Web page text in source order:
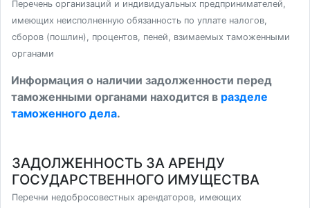
Перечень организаций и индивидуальных предпринимателей,
имеющих неисполненную обязанность по уплате налогов,
сборов (пошлин), процентов, пеней, взимаемых таможенными
органами
Информация о наличии задолженности перед
таможенными органами находится в разделе
таможенного дела.
ЗАДОЛЖЕННОСТЬ ЗА АРЕНДУ
ГОСУДАРСТВЕННОГО ИМУЩЕСТВА
Перечни недобросовестных арендаторов, имеющих